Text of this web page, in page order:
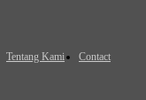
Tentang Kami Contact